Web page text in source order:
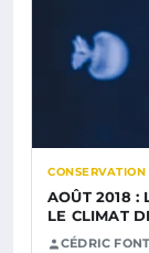
AOÛT 2018 :
LE CLIMAT
CÉDRIC